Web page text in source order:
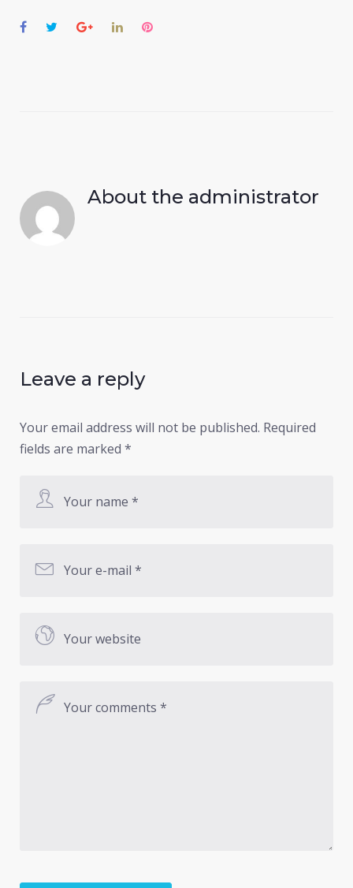
Facebook
TwitterGoogle+LinkedInPinterest
About the administrator
Leave a reply
Your email address will not be published. Required
fields are marked *